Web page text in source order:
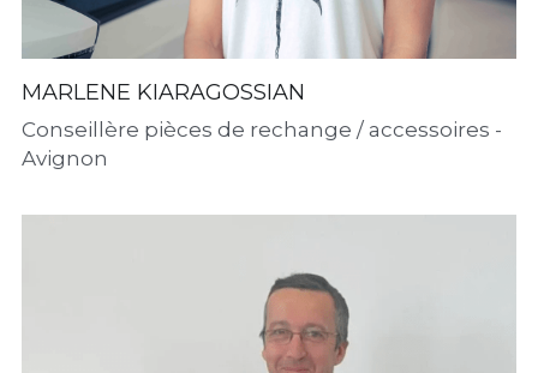
MARLENE KIARAGOSSIAN
Conseillère pièces de rechange / accessoires -
Avignon